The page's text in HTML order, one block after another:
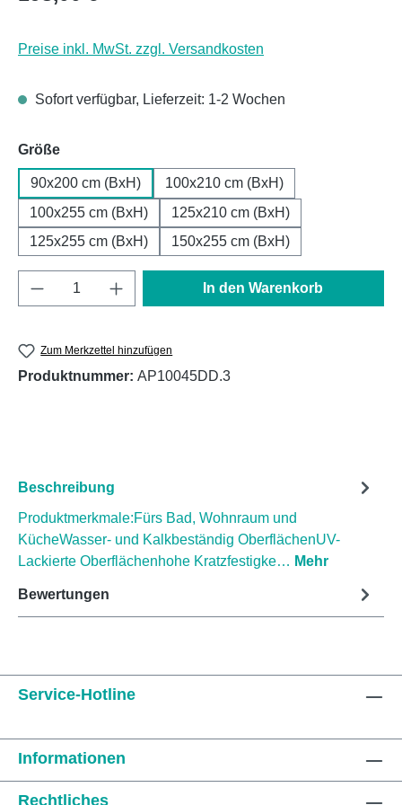
Preise inkl. MwSt. zzgl. Versandkosten
Sofort verfügbar, Lieferzeit: 1-2 Wochen
Größeauswählen
90x200 cm (BxH)
100x210 cm (BxH)
100x255 cm (BxH)
125x210 cm (BxH)
125x255 cm (BxH)
150x255 cm (BxH)
Produkt Anzahl: Gib den gewünschten
In den Warenkorb
Zum Merkzettel hinzufügen
Produktnummer: AP10045DD.3
Beschreibung
Produktmerkmale:Fürs Bad, Wohnraum und
KücheWasser- und Kalkbeständig OberflächenUV-
Lackierte Oberflächenhohe Kratzfestigke… Mehr
Bewertungen
Service-Hotline
Informationen
Rechtliches